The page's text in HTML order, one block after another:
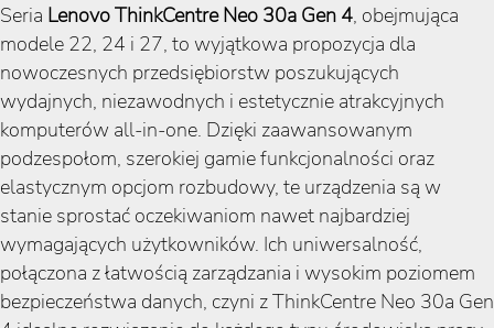
Seria Lenovo ThinkCentre Neo 30a Gen 4, obejmująca
modele 22, 24 i 27, to wyjątkowa propozycja dla
nowoczesnych przedsiębiorstw poszukujących
wydajnych, niezawodnych i estetycznie atrakcyjnych
komputerów all-in-one. Dzięki zaawansowanym
podzespołom, szerokiej gamie funkcjonalności oraz
elastycznym opcjom rozbudowy, te urządzenia są w
stanie sprostać oczekiwaniom nawet najbardziej
wymagających użytkowników. Ich uniwersalność,
połączona z łatwością zarządzania i wysokim poziomem
bezpieczeństwa danych, czyni z ThinkCentre Neo 30a Gen